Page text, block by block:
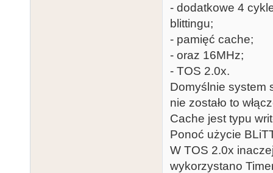
- dodatkowe 4
blittingu;
- pamięć cache;
- oraz 16MHz;
- TOS 2.0x.
Domyślnie system
nie zostało to
Cache jest typu
Ponoć użycie
W TOS 2.0x
wykorzystano